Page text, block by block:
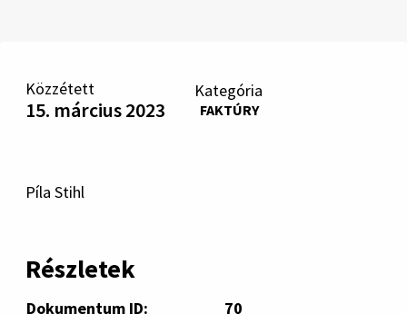
Közzétett
15. március 2023
Kategória
FAKTÚRY
Píla Stihl
Részletek
Dokumentum ID:
70